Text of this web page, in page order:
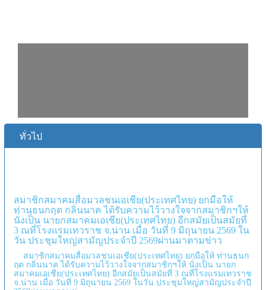
ทั่วไป
สมาชิกสมาคมสื่อมวลชนเอเชีย(ประเทศไทย) ยกมือให้ ท่านธนก
ฤต กลิ่นนาค ได้รับความไว้วางใจจากสมาชิกฯให้ นั่งเป็น นายก
สมาคมเอเชีย(ประเทศไทย) อีกสมัยเป็นสมัยที่ 3 ณที่โรงแรมเทว
ราช จ.น่าน เมื่อ วันที่ 9 มิถุนายน 2569 ในวัน ประชุมใหญ่สามัญ
ประจำปี 2569ผ่านมาตามข่าว
สมาชิกสมาคมสื่อมวลชนเอเชีย(ประเทศไทย) ยกมือให้ ท่านธนกฤต กลิ่น
นาค ได้รับความไว้วางใจจากสมาชิกฯให้ นั่งเป็น นายกสมาคม
เอเชีย(ประเทศไทย) อีกสมัยเป็นสมัยที่ 3 ณที่โรงแรมเทวราช จ.น่าน เมื่อ วัน
ที่ 9 มิถุนายน 2569 ในวัน ประชุมใหญ่สามัญประจำปี 2569ผ่านมาตามข่